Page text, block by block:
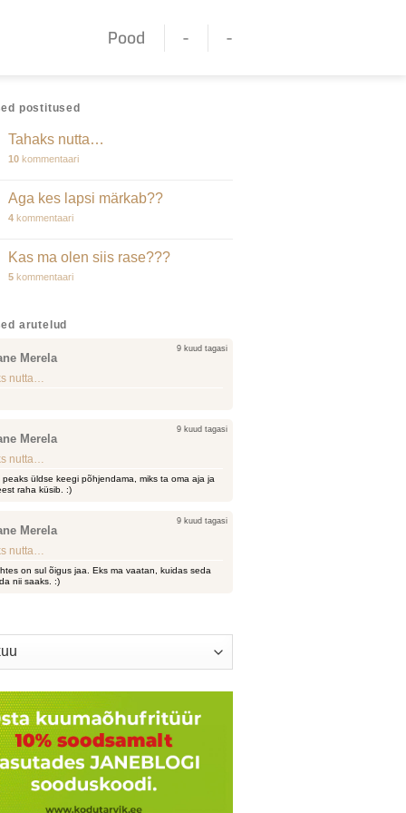
Pood - -
postitused
Tahaks nutta…
10kommentaari
Aga kes lapsi märkab??
4kommentaari
Kas ma olen siis rase???
5kommentaari
arutelud
Merela
9 kuud tagasi
nutta…
Merela
9 kuud tagasi
nutta…
peaks üldse keegi põhjendama, miks ta oma aja ja
raha küsib. :)
Merela
9 kuud tagasi
nutta…
on sul õigus jaa. Eks ma vaatan, kuidas seda
nii saaks. :)